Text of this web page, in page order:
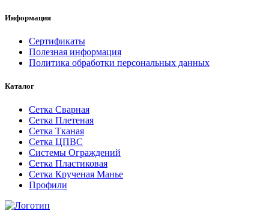
Информация
Сертификаты
Полезная информация
Политика обработки персональных данных
Каталог
Сетка Сварная
Сетка Плетеная
Сетка Тканая
Сетка ЦПВС
Системы Ограждений
Сетка Пластиковая
Сетка Крученая Манье
Профили